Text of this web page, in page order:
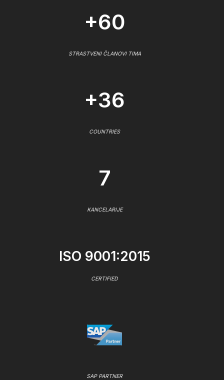
+60
STRASTVENI ČLANOVI TIMA
+36
COUNTRIES
7
KANCELARIJE
ISO 9001:2015
CERTIFIED
SAP PARTNER